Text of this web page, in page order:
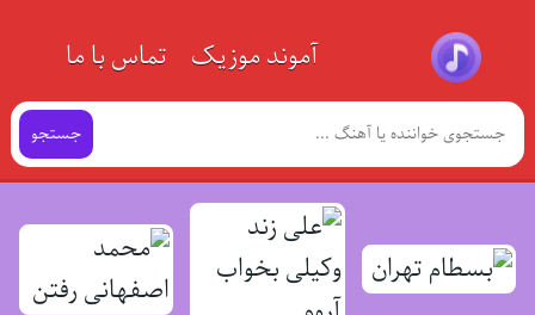
آموند موزیک تماس با ما
جستجو